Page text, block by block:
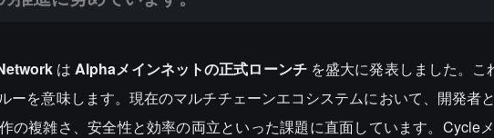
はAlphaメインネットの正式ローンチを盛大に発表しました。こ
ーを意味します。現在のマルチチェーンエコシステムにおいて、開発者
の複雑さ、安全性と効率の両立といった課題に直面しています。Cycle